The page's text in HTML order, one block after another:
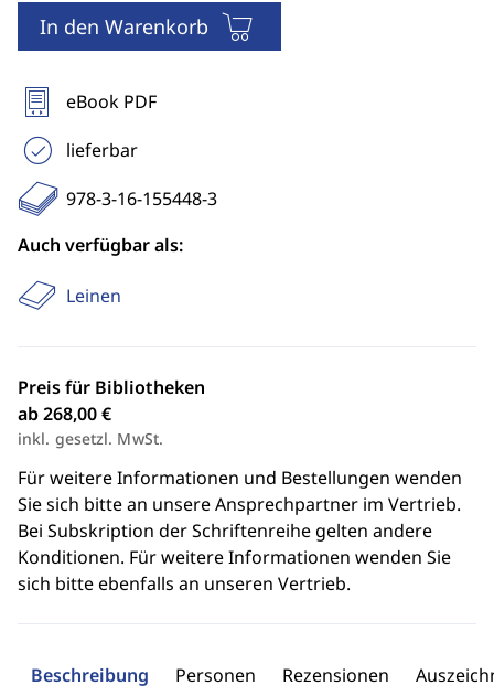
In den Warenkorb
eBook PDF
lieferbar
978-3-16-155448-3
Auch verfügbar als:
Leinen
Preis für Bibliotheken
ab 268,00 €
inkl. gesetzl. MwSt.
Für weitere Informationen und Bestellungen wenden
Sie sich bitte an unsere Ansprechpartner im Vertrieb.
Bei Subskription der Schriftenreihe gelten andere
Konditionen. Für weitere Informationen wenden Sie
sich bitte ebenfalls an unseren Vertrieb.
Beschreibung Personen Rezensionen